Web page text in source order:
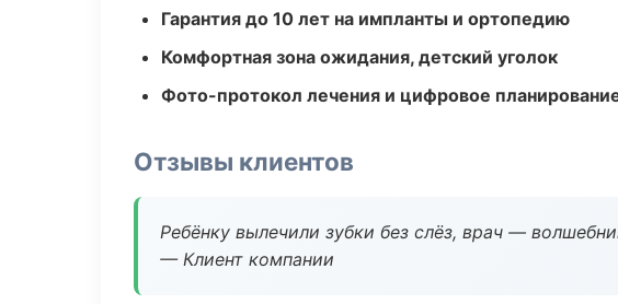
Гарантия до 10 лет на импланты и ортопедию
Комфортная зона ожидания, детский уголок
Фото-протокол лечения и цифровое
Отзывы клиентов
Ребёнку вылечили зубки без слёз, врач —
— Клиент компании